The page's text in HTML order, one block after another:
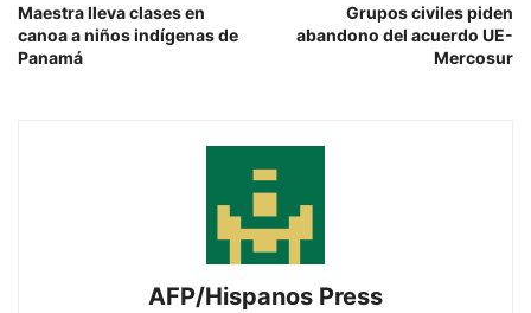
Maestra lleva clases en
canoa a niños indígenas de
Panamá
Grupos civiles piden
abandono del acuerdo UE-
Mercosur
AFP/Hispanos Press